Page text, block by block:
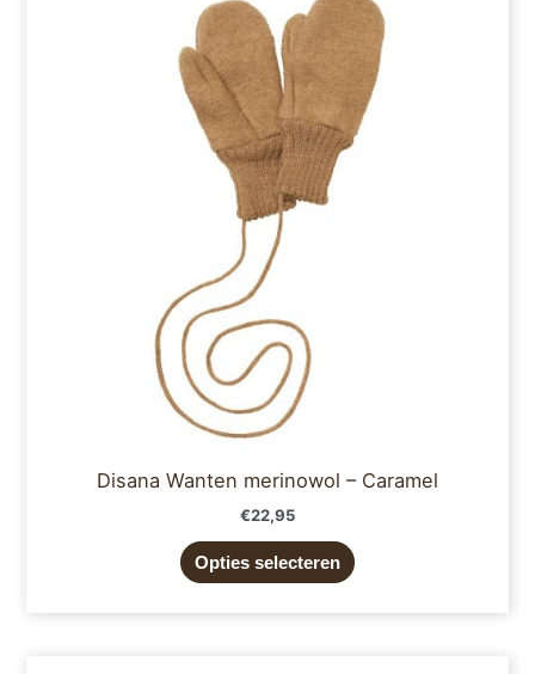
Disana Wanten merinowol – Caramel
€22,95
Opties selecteren
product
heeft
meerdere
variaties.
Deze